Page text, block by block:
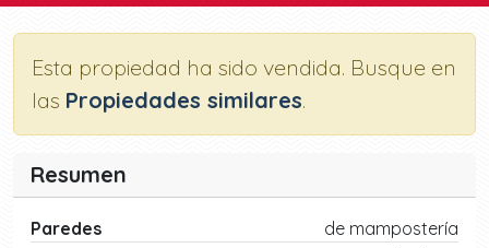
Esta propiedad ha sido vendida. Busque en
las Propiedades similares.
Resumen
Paredes
de mampostería